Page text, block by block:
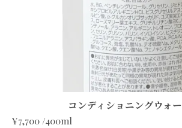
コンディショニングウォ
¥7,700 /400ml